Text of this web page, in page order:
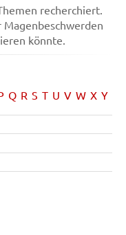
recherchiert.
könnte.
Q R S T U V W X Y